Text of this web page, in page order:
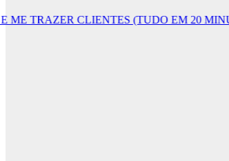
CLIENTES (TUDO EM 20 MINUTOS)